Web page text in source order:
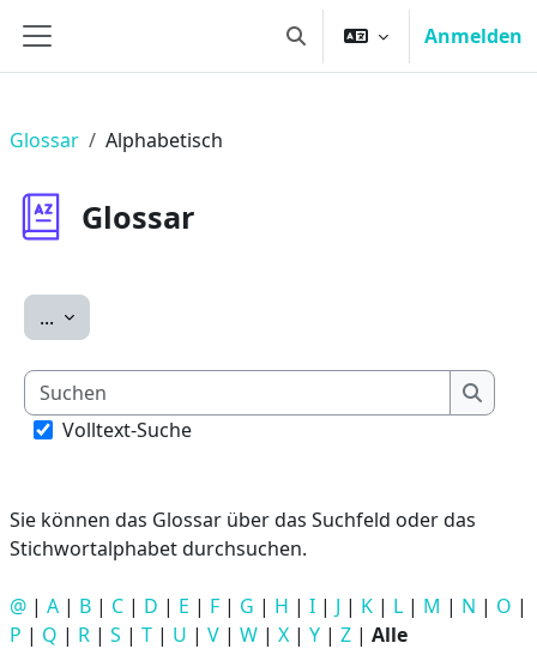
Website-Übersicht Sucheingabe umschalten
Anmelden
Glossar Alphabetisch
Glossar
... Einträge exportieren
Suchen
Suchen
Volltext-Suche
Sie können das Glossar über das Suchfeld oder das
Stichwortalphabet durchsuchen.
@ | A | B | C | D | E | F | G | H | I | J | K | L | M | N | O |
P | Q | R | S | T | U | V | W | X | Y | Z | Alle